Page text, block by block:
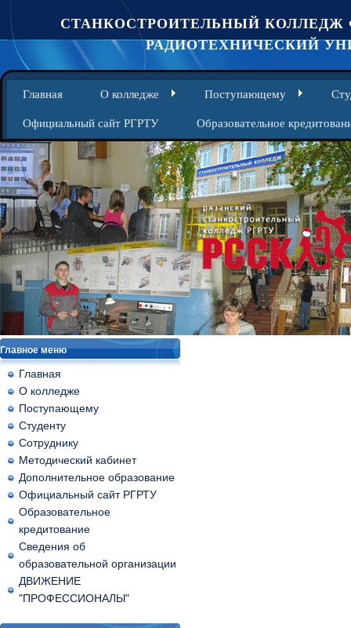
СТАНКОСТРОИТЕЛЬНЫЙ КОЛЛЕДЖ
РАДИОТЕХНИЧЕСКИЙ
Главная О колледже Поступающему
Официальный сайт РГРТУ Образовательное
Главное меню
Главная
О колледже
Поступающему
Студенту
Сотруднику
Методический кабинет
Дополнительное образование
Официальный сайт РГРТУ
Образовательное
кредитование
Сведения об
образовательной организации
ДВИЖЕНИЕ
"ПРОФЕССИОНАЛЫ"